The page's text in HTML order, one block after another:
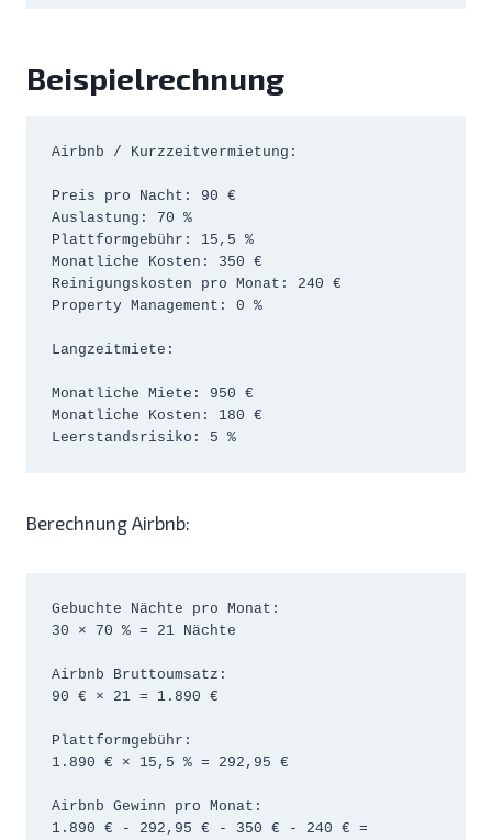
Beispielrechnung
Airbnb / Kurzzeitvermietung:
Preis pro Nacht: 90 €
Auslastung: 70 %
Plattformgebühr: 15,5 %
Monatliche Kosten: 350 €
Reinigungskosten pro Monat: 240 €
Property Management: 0 %
Langzeitmiete:
Monatliche Miete: 950 €
Monatliche Kosten: 180 €
Leerstandsrisiko: 5 %
Berechnung Airbnb:
Gebuchte Nächte pro Monat:
30 × 70 % = 21 Nächte
Airbnb Bruttoumsatz:
90 € × 21 = 1.890 €
Plattformgebühr:
1.890 € × 15,5 % = 292,95 €
Airbnb Gewinn pro Monat:
1.890 € - 292,95 € - 350 € - 240 € =